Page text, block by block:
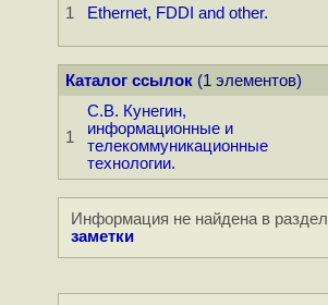
1 Ethernet, FDDI and other.
Каталог ссылок(1 элементов)
1
С.В. Кунегин,
информационные и
телекоммуникационные
технологии.
Информация не найдена в
заметки